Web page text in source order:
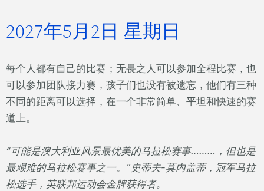
2027年5月2日 星期日
每个人都有自己的比赛；无畏之人可以参加全程比赛，也
可以参加团队接力赛，孩子们也没有被遗忘，他们有三种
不同的距离可以选择，在一个非常简单、平坦和快速的赛
道上。
“可能是澳大利亚风景最优美的马拉松赛事………，但也是
最艰难的马拉松赛事之一。”史蒂夫-莫内盖蒂，冠军马拉
松选手，英联邦运动会金牌获得者。